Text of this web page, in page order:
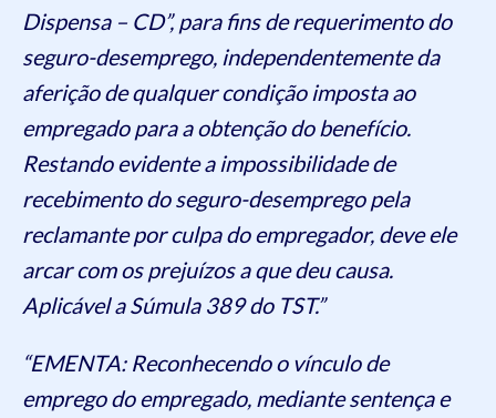
Dispensa – CD”, para fins de requerimento do
seguro-desemprego, independentemente da
aferição de qualquer condição imposta ao
empregado para a obtenção do benefício.
Restando evidente a impossibilidade de
recebimento do seguro-desemprego pela
reclamante por culpa do empregador, deve ele
arcar com os prejuízos a que deu causa.
Aplicável a Súmula 389 do TST.”
“EMENTA: Reconhecendo o vínculo de
emprego do empregado, mediante sentença e